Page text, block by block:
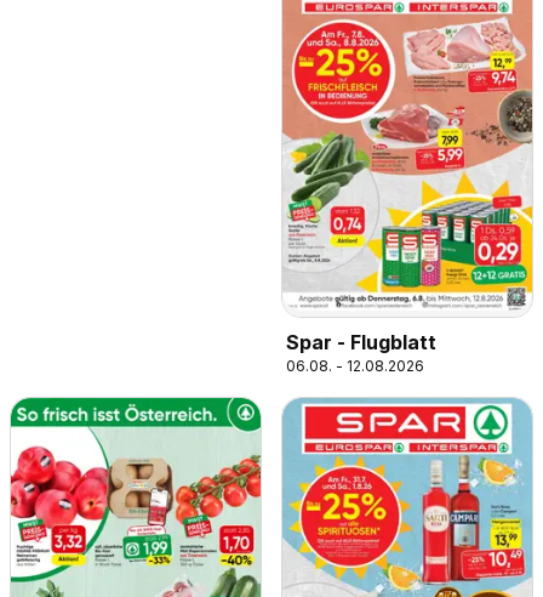
Spar - Flugblatt
06.08. - 12.08.2026